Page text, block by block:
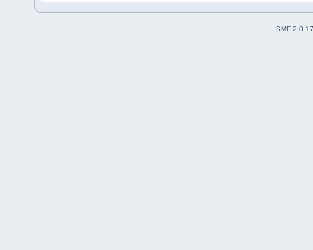
SMF 2.0.17